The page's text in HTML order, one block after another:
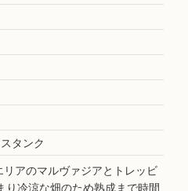
タンク
アのマルヴァジアとトレッビ
り冷涼な畑のため熟成まで時間